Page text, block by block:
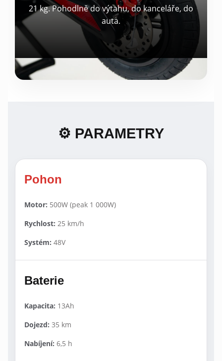
21 kg. Pohodlně do výtahu, do kanceláře, do
auta.
⚙️ PARAMETRY
Pohon
Motor: 500W (peak 1 000W)
Rychlost: 25 km/h
Systém: 48V
Baterie
Kapacita: 13Ah
Dojezd: 35 km
Nabíjení: 6,5 h